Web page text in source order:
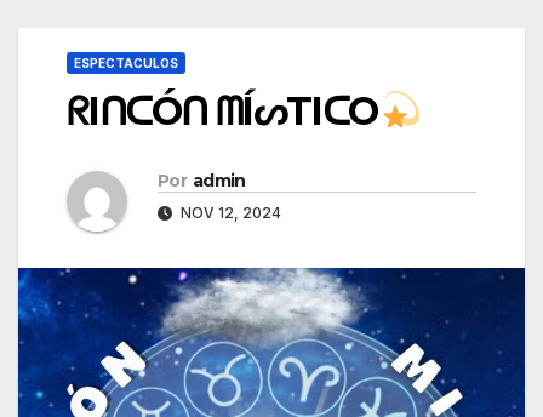
ESPECTACULOS
ᖇIᑎᑕÓᑎ ᗰÍᔕTIᑕO
Por admin
NOV 12, 2024